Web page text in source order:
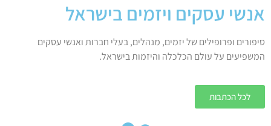
אנשי עסקים ויזמים בישראל
סיפורים ופרופילים של יזמים, מנהלים, בעלי חברות ואנשי עסקים
המשפיעים על עולם הכלכלה והיזמות בישראל.
לכל הכתבות